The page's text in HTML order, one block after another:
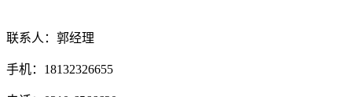
联系人：郭经理
手机：18132326655